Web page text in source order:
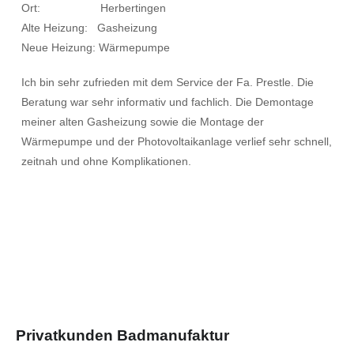
Ort: Herbertingen
Alte Heizung: Gasheizung
Neue Heizung: Wärmepumpe
Ich bin sehr zufrieden mit dem Service der Fa. Prestle. Die
Beratung war sehr informativ und fachlich. Die Demontage
meiner alten Gasheizung sowie die Montage der
Wärmepumpe und der Photovoltaikanlage verlief sehr schnell,
zeitnah und ohne Komplikationen.
Privatkunden Badmanufaktur